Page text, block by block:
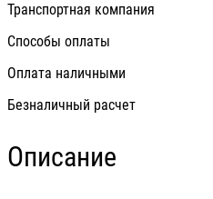
Транспортная компания
Способы оплаты
Оплата наличными
Безналичный расчет
Описание